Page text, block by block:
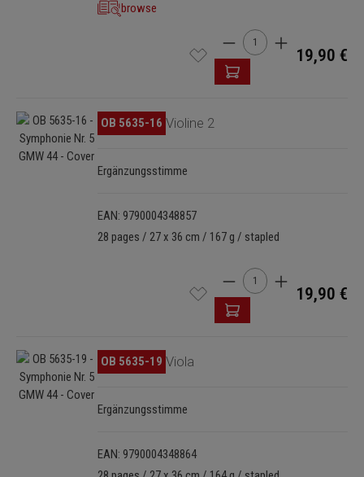
browse
Product Quantity:
19,90 €
Skip image gallery OB 5635-16 Violine 2
Ergänzungsstimme
EAN: 9790004348857
28 pages / 27 x 36 cm / 167 g / stapled
Product Quantity:
19,90 €
Skip image gallery OB 5635-19 Viola
Ergänzungsstimme
EAN: 9790004348864